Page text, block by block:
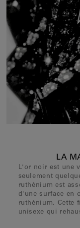
LA
L'or noir est une
seulement
ruthénium est
d'une surface en
ruthénium. Cette
unisexe qui